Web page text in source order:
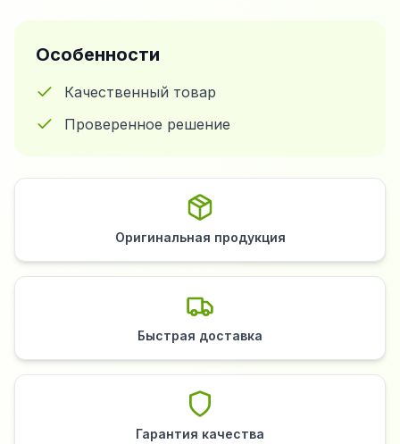
Особенности
Качественный товар
Проверенное решение
Оригинальная продукция
Быстрая доставка
Гарантия качества